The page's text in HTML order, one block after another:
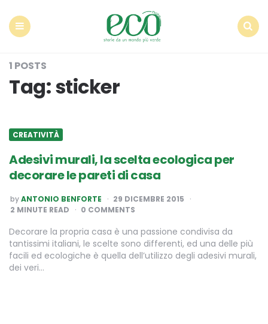
1 POSTS
Tag:sticker
CREATIVITÀ
Adesivi murali, la scelta ecologica per
decorare le pareti di casa
POSTED
BY
byANTONIO BENFORTE
29 DICEMBRE 2015
2 MINUTE READ 0 COMMENTS
Decorare la propria casa è una passione condivisa da
tantissimi italiani, le scelte sono differenti, ed una delle più
facili ed ecologiche è quella dell’utilizzo degli adesivi murali,
dei veri…